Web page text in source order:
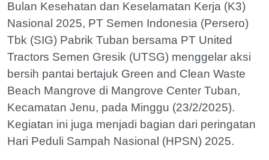
Bulan Kesehatan dan Keselamatan Kerja (K3)
Nasional 2025, PT Semen Indonesia (Persero)
Tbk (SIG) Pabrik Tuban bersama PT United
Tractors Semen Gresik (UTSG) menggelar aksi
bersih pantai bertajuk Green and Clean Waste
Beach Mangrove di Mangrove Center Tuban,
Kecamatan Jenu, pada Minggu (23/2/2025).
Kegiatan ini juga menjadi bagian dari peringatan
Hari Peduli Sampah Nasional (HPSN) 2025.